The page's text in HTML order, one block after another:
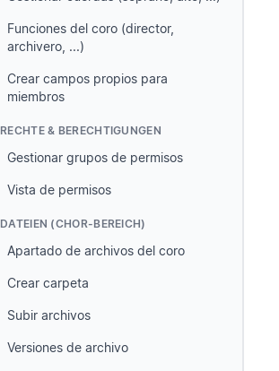
Funciones del coro (director,
archivero, ...)
Crear campos propios para
miembros
RECHTE & BERECHTIGUNGEN
Gestionar grupos de permisos
Vista de permisos
DATEIEN (CHOR-BEREICH)
Apartado de archivos del coro
Crear carpeta
Subir archivos
Versiones de archivo